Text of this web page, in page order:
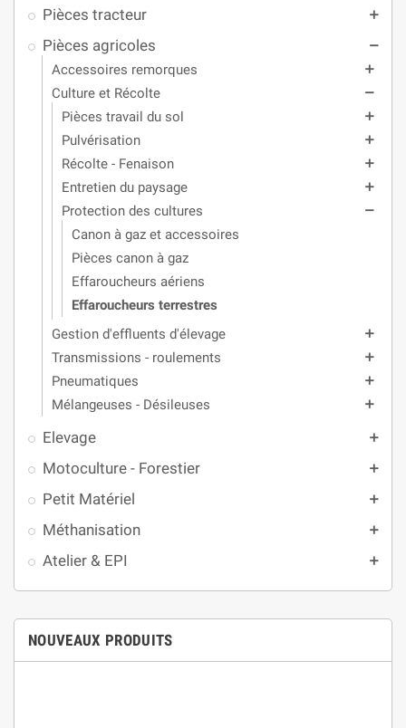
Pièces tracteur add
Pièces agricoles remove
Accessoires remorques add
Culture et Récolte remove
Pièces travail du sol add
Pulvérisation add
Récolte - Fenaison add
Entretien du paysage add
Protection des cultures remove
Canon à gaz et accessoires
Pièces canon à gaz
Effaroucheurs aériens
Effaroucheurs terrestres
Gestion d'effluents d'élevage
add
Transmissions - roulements add
Pneumatiques add
Mélangeuses - Désileuses add
Elevage add
Motoculture - Forestier add
Petit Matériel add
Méthanisation add
Atelier & EPI add
NOUVEAUX PRODUITS